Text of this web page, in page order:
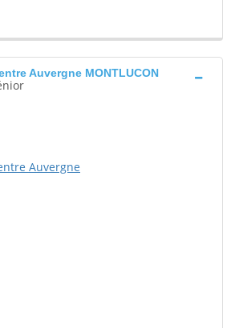
Auvergne MONTLUCON
Auvergne